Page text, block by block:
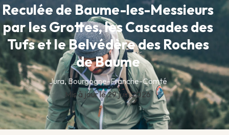
Reculée de Baume-les-Messieurs
par les Grottes, les Cascades des
Tufs et le Belvédère des Roches
de Baume
Jura, Bourgogne-Franche-Comté
Mis à jour le 29 juin 2026